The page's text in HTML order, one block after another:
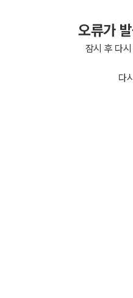
오류가
잠시 후 다
다